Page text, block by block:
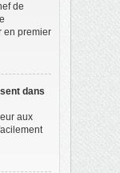
de
en premier
dans
aux